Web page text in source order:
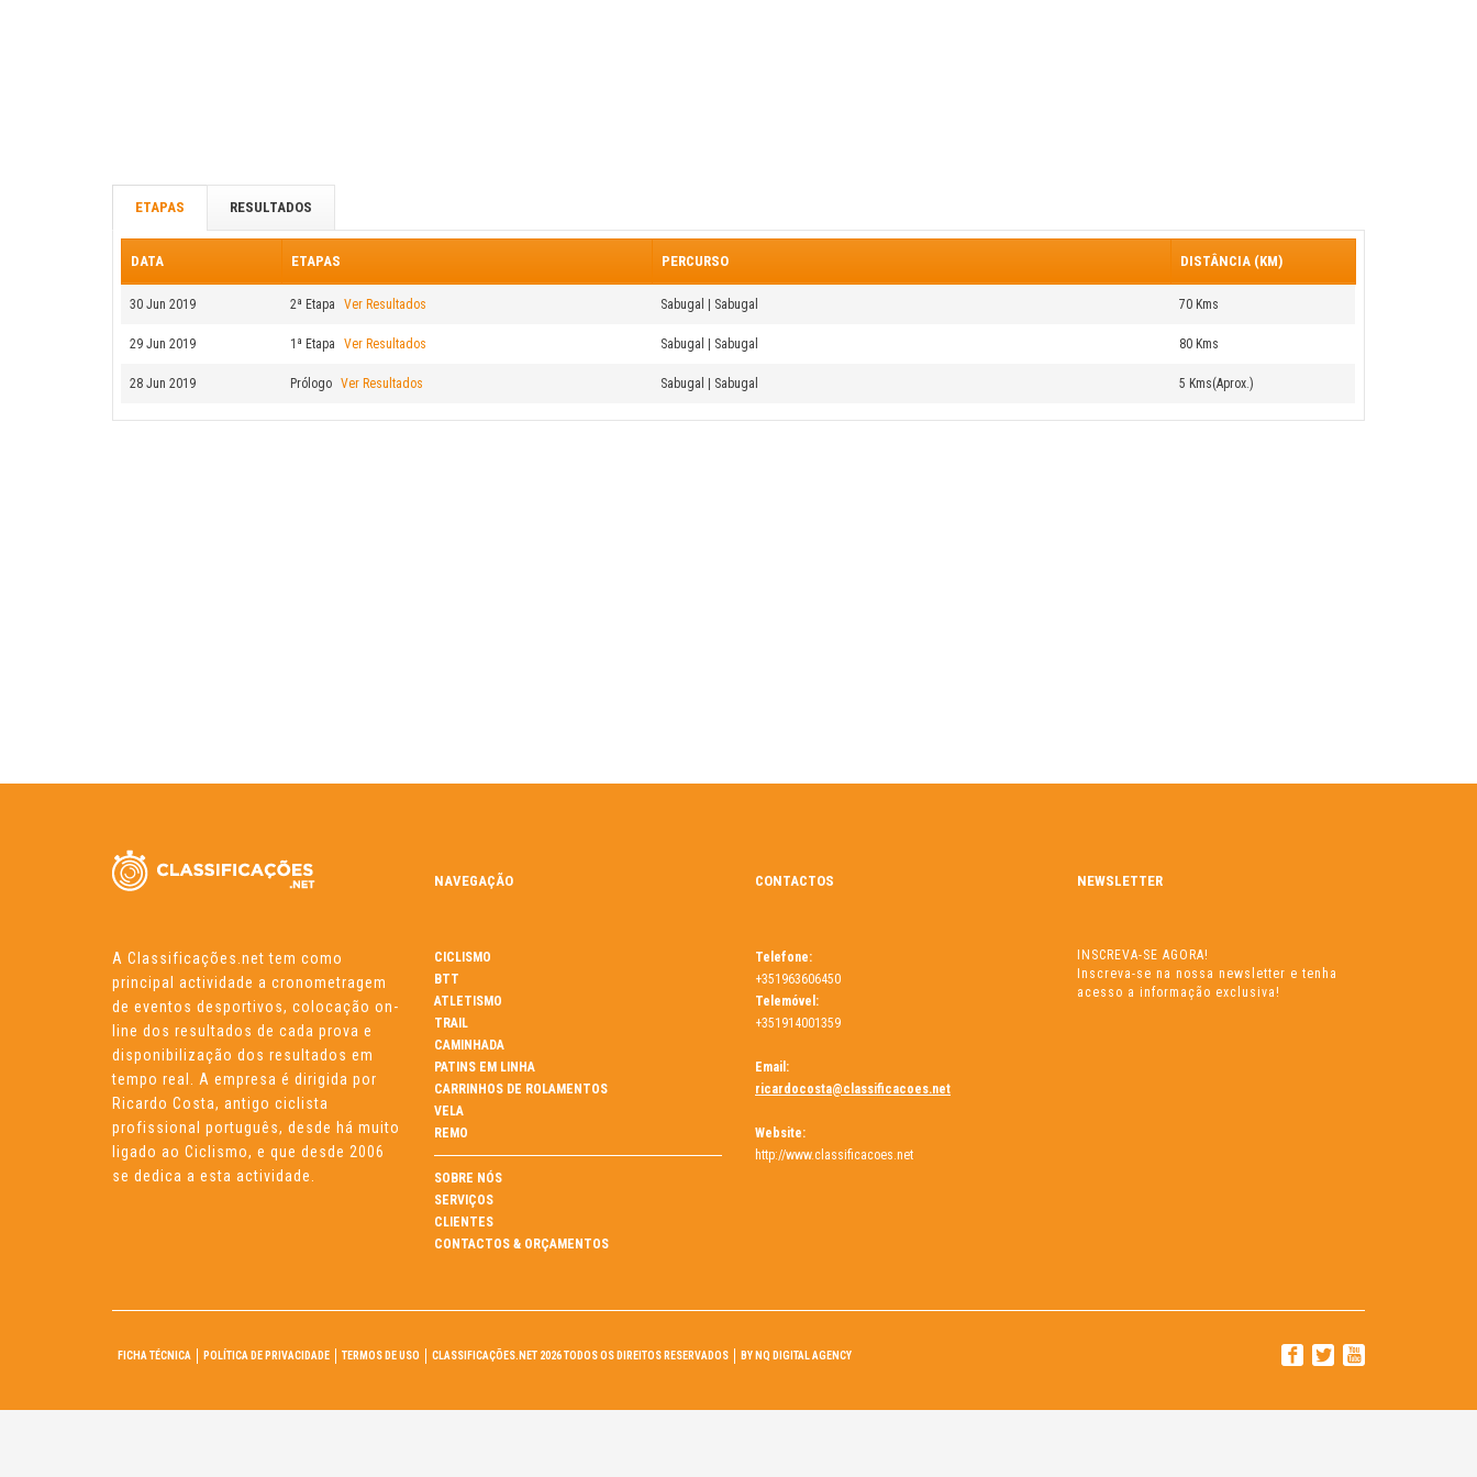
ETAPAS RESULTADOS
DATA ETAPAS PERCURSO DISTÂNCIA (KM)
30 Jun 2019 2ª Etapa Ver Resultados Sabugal | Sabugal 70 Kms
29 Jun 2019 1ª Etapa Ver Resultados Sabugal | Sabugal 80 Kms
28 Jun 2019 Prólogo Ver Resultados Sabugal | Sabugal 5 Kms(Aprox.)
A Classificações.net tem como
principal actividade a cronometragem
de eventos desportivos, colocação on-
line dos resultados de cada prova e
disponibilização dos resultados em
tempo real. A empresa é dirigida por
Ricardo Costa, antigo ciclista
profissional português, desde há muito
ligado ao Ciclismo, e que desde 2006
se dedica a esta actividade.
NAVEGAÇÃO
CICLISMO
BTT
ATLETISMO
TRAIL
CAMINHADA
PATINS EM LINHA
CARRINHOS DE ROLAMENTOS
VELA
REMO
SOBRE NÓS
SERVIÇOS
CLIENTES
CONTACTOS & ORÇAMENTOS
CONTACTOS
Telefone:
+351963606450
Telemóvel:
+351914001359
Email:
ricardocosta@classificacoes.net
Website:
http://www.classificacoes.net
NEWSLETTER
INSCREVA-SE AGORA!
Inscreva-se na nossa newsletter e tenha
acesso a informação exclusiva!
FICHA TÉCNICA POLÍTICA DE PRIVACIDADE TERMOS DE USO CLASSIFICAÇÕES.NET 2026 TODOS OS DIREITOS RESERVADOS BY NQ DIGITAL AGENCY